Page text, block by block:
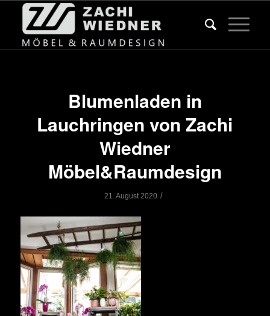
Blumenladen in
Lauchringen von Zachi
Wiedner
Möbel&Raumdesign
21. August 2020 /